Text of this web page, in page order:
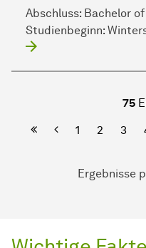
Abschluss: Bachelor
Studienbeginn:
75
Erste Seite
Vorherige
1 2 3
Ergebnisse